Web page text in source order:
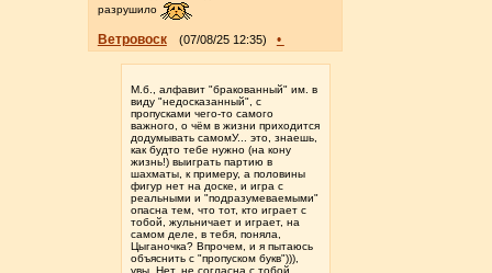
разрушило
Ветровоск (07/08/25 12:35) •
М.б., алфавит "бракованный" им. в
виду "недосказанный", с
пропусками чего-то самого
важного, о чём в жизни приходится
додумывать самомУ... это, знаешь,
как будто тебе нужно (на кону
жизнь!) выиграть партию в
шахматы, к примеру, а половины
фигур нет на доске, и игра с
реальными и "подразумеваемыми"
опасна тем, что тот, кто играет с
тобой, жульничает и играет, на
самом деле, в тебя, поняла,
Цыганочка? Впрочем, и я пытаюсь
объяснить с "пропуском букв"))),
увы. Нет, не согласна с тобой,